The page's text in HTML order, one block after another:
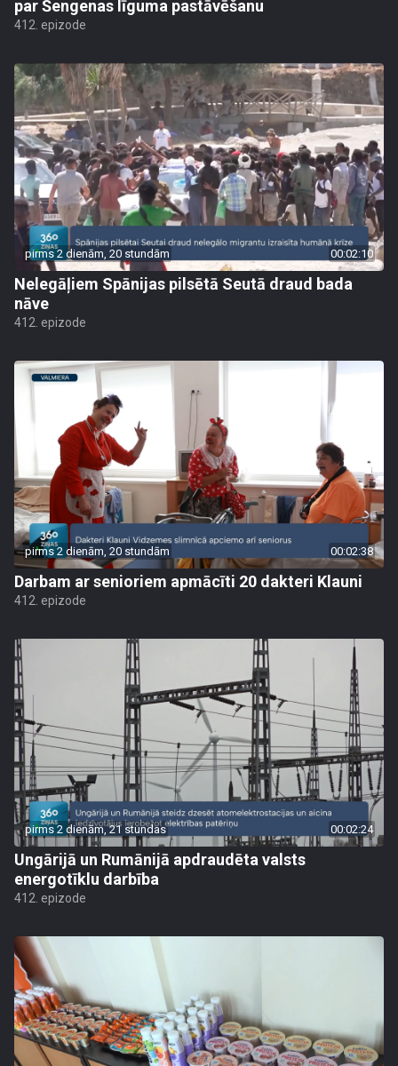
par Šengenas līguma pastāvēšanu
412. epizode
pirms 2 dienām, 20 stundām 00:02:10
Nelegāļiem Spānijas pilsētā Seutā draud bada
nāve
412. epizode
pirms 2 dienām, 20 stundām 00:02:38
Darbam ar senioriem apmācīti 20 dakteri Klauni
412. epizode
pirms 2 dienām, 21 stundas 00:02:24
Ungārijā un Rumānijā apdraudēta valsts
energotīklu darbība
412. epizode